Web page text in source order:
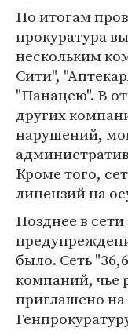
По итогам
прокуратура
нескольким
Сити",
"Панацею". В
других
нарушений,
Кроме того,
лицензий на
Позднее в сети
было. Сеть
компаний, чье
приглашено